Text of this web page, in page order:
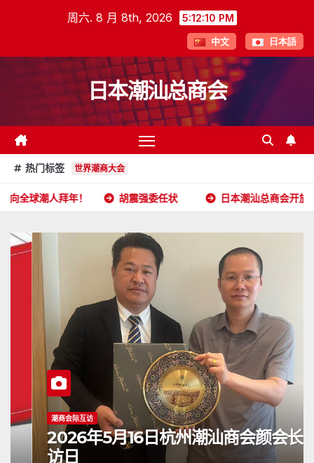
周六. 8 月 8th, 2026 5:12:11 PM
中文 日本語
日本潮汕总商会
热门标签 世界潮商大会
胡震强委任状 日本潮汕总商会开放申请 2026
潮商会际互访
2026年5月16日杭州潮汕商会颜会长
访日